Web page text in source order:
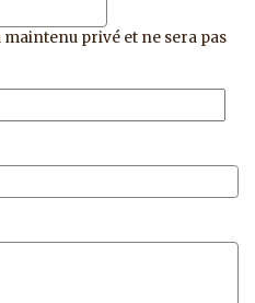
privé et ne sera pas